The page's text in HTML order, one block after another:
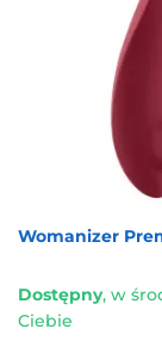
Womanizer
Dostępny, w
Ciebie